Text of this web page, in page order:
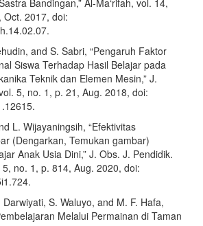
Bandingan,” Al-Ma‘rifah, vol. 14,
Oct. 2017, doi:
and S. Sabri, “Pengaruh Faktor
Siswa Terhadap Hasil Belajar pada
Teknik dan Elemen Mesin,” J.
5, no. 1, p. 21, Aug. 2018, doi:
L. Wijayaningsih, “Efektivitas
(Dengarkan, Temukan gambar)
Anak Usia Dini,” J. Obs. J. Pendidik.
no. 1, p. 814, Aug. 2020, doi:
S. Waluyo, and M. F. Hafa,
Melalui Permainan di Taman